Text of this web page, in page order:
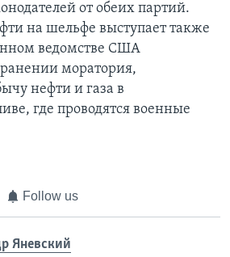
от обеих партий.
на шельфе выступает также
ведомстве США
моратория,
нефти и газа в
где проводятся военные
Follow us
Яневский